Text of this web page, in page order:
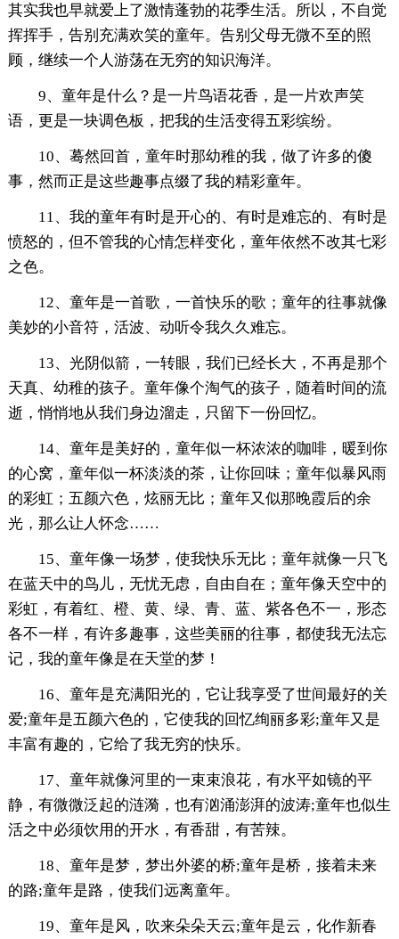
其实我也早就爱上了激情蓬勃的花季生活。所以，不自觉
挥挥手，告别充满欢笑的童年。告别父母无微不至的照
顾，继续一个人游荡在无穷的知识海洋。
9、童年是什么？是一片鸟语花香，是一片欢声笑
语，更是一块调色板，把我的生活变得五彩缤纷。
10、蓦然回首，童年时那幼稚的我，做了许多的傻
事，然而正是这些趣事点缀了我的精彩童年。
11、我的童年有时是开心的、有时是难忘的、有时是
愤怒的，但不管我的心情怎样变化，童年依然不改其七彩
之色。
12、童年是一首歌，一首快乐的歌；童年的往事就像
美妙的小音符，活波、动听令我久久难忘。
13、光阴似箭，一转眼，我们已经长大，不再是那个
天真、幼稚的孩子。童年像个淘气的孩子，随着时间的流
逝，悄悄地从我们身边溜走，只留下一份回忆。
14、童年是美好的，童年似一杯浓浓的咖啡，暖到你
的心窝，童年似一杯淡淡的茶，让你回味；童年似暴风雨
的彩虹；五颜六色，炫丽无比；童年又似那晚霞后的余
光，那么让人怀念……
15、童年像一场梦，使我快乐无比；童年就像一只飞
在蓝天中的鸟儿，无忧无虑，自由自在；童年像天空中的
彩虹，有着红、橙、黄、绿、青、蓝、紫各色不一，形态
各不一样，有许多趣事，这些美丽的往事，都使我无法忘
记，我的童年像是在天堂的梦！
16、童年是充满阳光的，它让我享受了世间最好的关
爱;童年是五颜六色的，它使我的回忆绚丽多彩;童年又是
丰富有趣的，它给了我无穷的快乐。
17、童年就像河里的一束束浪花，有水平如镜的平
静，有微微泛起的涟漪，也有汹涌澎湃的波涛;童年也似生
活之中必须饮用的开水，有香甜，有苦辣。
18、童年是梦，梦出外婆的桥;童年是桥，接着未来
的路;童年是路，使我们远离童年。
19、童年是风，吹来朵朵天云;童年是云，化作新春